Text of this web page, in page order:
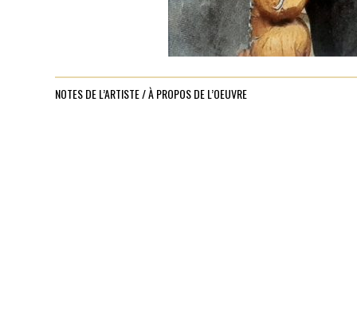
NOTES DE L’ARTISTE / À PROPOS DE L’OEUVRE